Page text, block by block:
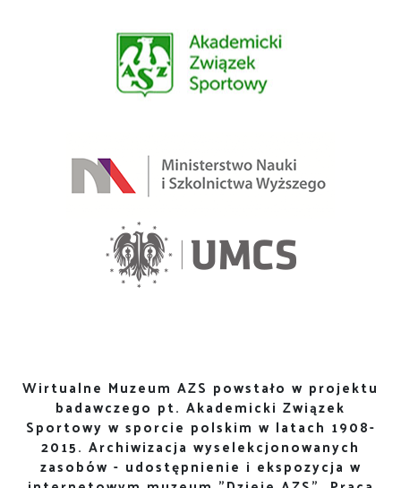
Wirtualne Muzeum AZS powstało w projektu
badawczego pt. Akademicki Związek
Sportowy w sporcie polskim w latach 1908-
2015. Archiwizacja wyselekcjonowanych
zasobów - udostępnienie i ekspozycja w